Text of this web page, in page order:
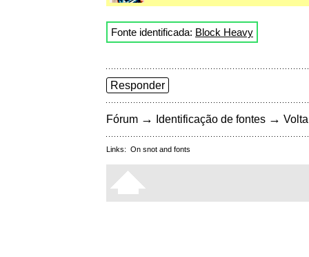
Fonte identificada: Block Heavy
Responder
Fórum → Identificação de fontes →
Links: On snot and fonts